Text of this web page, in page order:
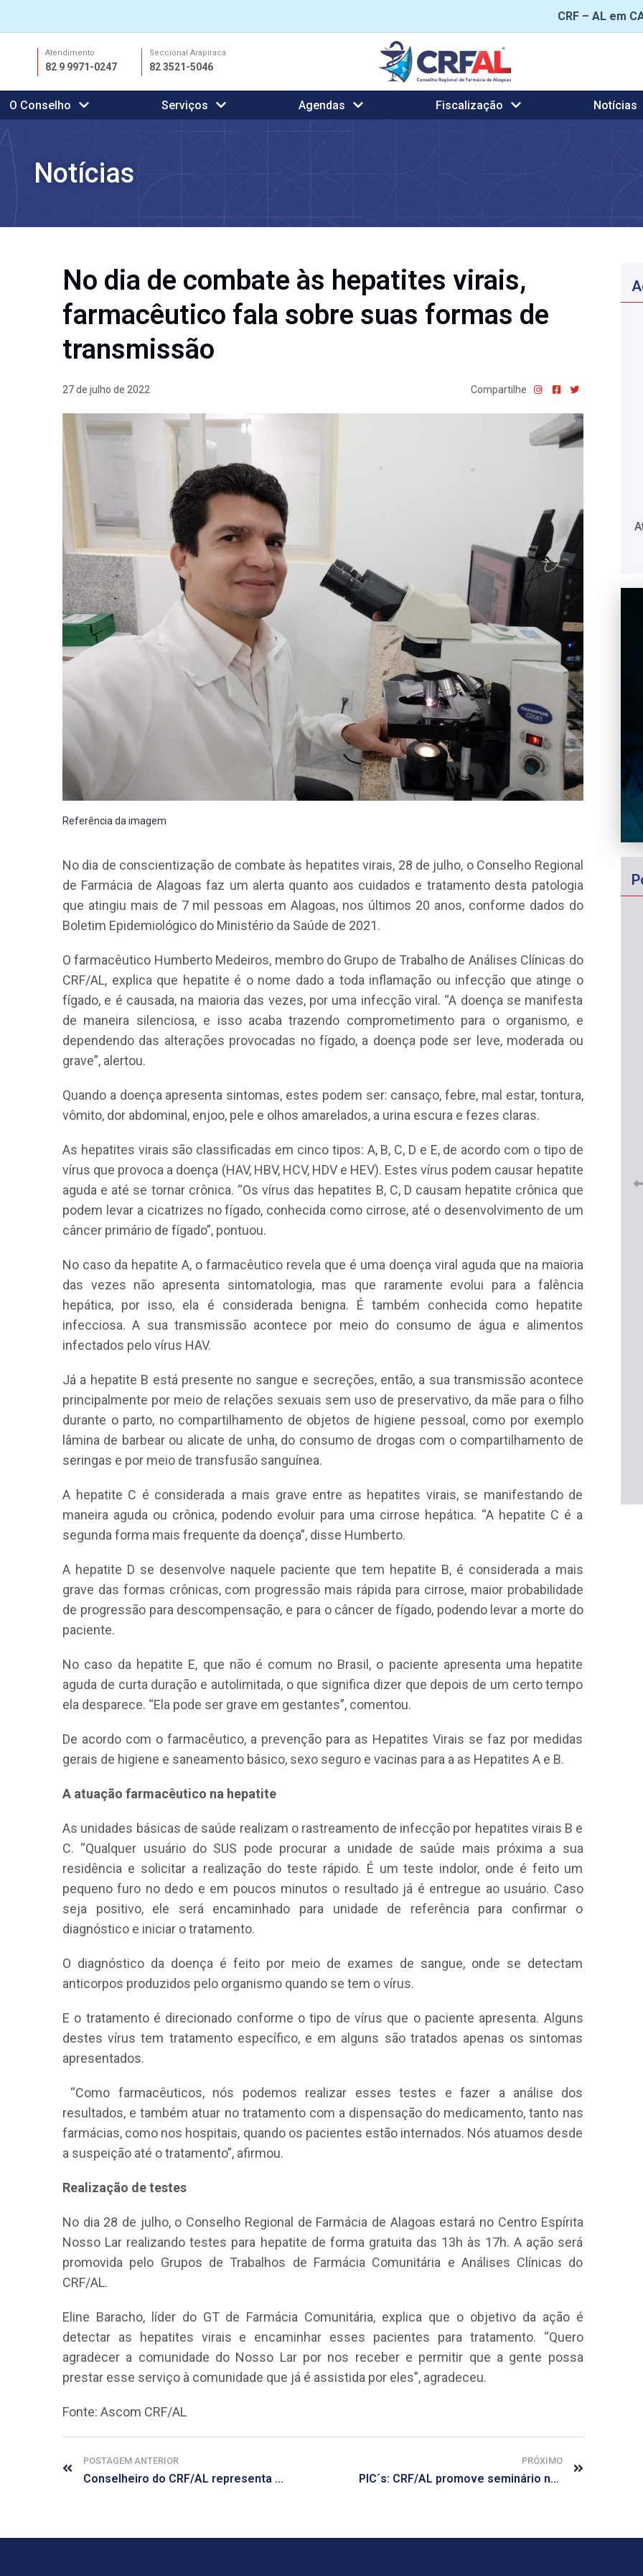
CRF – AL em
conteúdo
Atendimento
82 9 9971-0247
Seccional Arapiraca
82 3521-5046
O Conselho Serviços Agendas Fiscalização Notícias
Notícias
No dia de combate às hepatites virais,
farmacêutico fala sobre suas formas de
transmissão
27 de julho de 2022 Compartilhe
Referência da imagem
No dia de conscientização de combate às hepatites virais, 28 de julho, o Conselho Regional
de Farmácia de Alagoas faz um alerta quanto aos cuidados e tratamento desta patologia
que atingiu mais de 7 mil pessoas em Alagoas, nos últimos 20 anos, conforme dados do
Boletim Epidemiológico do Ministério da Saúde de 2021.
O farmacêutico Humberto Medeiros, membro do Grupo de Trabalho de Análises Clínicas do
CRF/AL, explica que hepatite é o nome dado a toda inflamação ou infecção que atinge o
fígado, e é causada, na maioria das vezes, por uma infecção viral. “A doença se manifesta
de maneira silenciosa, e isso acaba trazendo comprometimento para o organismo, e
dependendo das alterações provocadas no fígado, a doença pode ser leve, moderada ou
grave”, alertou.
Quando a doença apresenta sintomas, estes podem ser: cansaço, febre, mal estar, tontura,
vômito, dor abdominal, enjoo, pele e olhos amarelados, a urina escura e fezes claras.
As hepatites virais são classificadas em cinco tipos: A, B, C, D e E, de acordo com o tipo de
vírus que provoca a doença (HAV, HBV, HCV, HDV e HEV). Estes vírus podem causar hepatite
aguda e até se tornar crônica. “Os vírus das hepatites B, C, D causam hepatite crônica que
podem levar a cicatrizes no fígado, conhecida como cirrose, até o desenvolvimento de um
câncer primário de fígado”, pontuou.
No caso da hepatite A, o farmacêutico revela que é uma doença viral aguda que na maioria
das vezes não apresenta sintomatologia, mas que raramente evolui para a falência
hepática, por isso, ela é considerada benigna. É também conhecida como hepatite
infecciosa. A sua transmissão acontece por meio do consumo de água e alimentos
infectados pelo vírus HAV.
Já a hepatite B está presente no sangue e secreções, então, a sua transmissão acontece
principalmente por meio de relações sexuais sem uso de preservativo, da mãe para o filho
durante o parto, no compartilhamento de objetos de higiene pessoal, como por exemplo
lâmina de barbear ou alicate de unha, do consumo de drogas com o compartilhamento de
seringas e por meio de transfusão sanguínea.
A hepatite C é considerada a mais grave entre as hepatites virais, se manifestando de
maneira aguda ou crônica, podendo evoluir para uma cirrose hepática. “A hepatite C é a
segunda forma mais frequente da doença”, disse Humberto.
A hepatite D se desenvolve naquele paciente que tem hepatite B, é considerada a mais
grave das formas crônicas, com progressão mais rápida para cirrose, maior probabilidade
de progressão para descompensação, e para o câncer de fígado, podendo levar a morte do
paciente.
No caso da hepatite E, que não é comum no Brasil, o paciente apresenta uma hepatite
aguda de curta duração e autolimitada, o que significa dizer que depois de um certo tempo
ela desparece. “Ela pode ser grave em gestantes”, comentou.
De acordo com o farmacêutico, a prevenção para as Hepatites Virais se faz por medidas
gerais de higiene e saneamento básico, sexo seguro e vacinas para a as Hepatites A e B.
A atuação farmacêutico na hepatite
As unidades básicas de saúde realizam o rastreamento de infecção por hepatites virais B e
C. “Qualquer usuário do SUS pode procurar a unidade de saúde mais próxima a sua
residência e solicitar a realização do teste rápido. É um teste indolor, onde é feito um
pequeno furo no dedo e em poucos minutos o resultado já é entregue ao usuário. Caso
seja positivo, ele será encaminhado para unidade de referência para confirmar o
diagnóstico e iniciar o tratamento.
O diagnóstico da doença é feito por meio de exames de sangue, onde se detectam
anticorpos produzidos pelo organismo quando se tem o vírus.
E o tratamento é direcionado conforme o tipo de vírus que o paciente apresenta. Alguns
destes vírus tem tratamento específico, e em alguns são tratados apenas os sintomas
apresentados.
“Como farmacêuticos, nós podemos realizar esses testes e fazer a análise dos
resultados, e também atuar no tratamento com a dispensação do medicamento, tanto nas
farmácias, como nos hospitais, quando os pacientes estão internados. Nós atuamos desde
a suspeição até o tratamento”, afirmou.
Realização de testes
No dia 28 de julho, o Conselho Regional de Farmácia de Alagoas estará no Centro Espírita
Nosso Lar realizando testes para hepatite de forma gratuita das 13h às 17h. A ação será
promovida pelo Grupos de Trabalhos de Farmácia Comunitária e Análises Clínicas do
CRF/AL.
Eline Baracho, líder do GT de Farmácia Comunitária, explica que o objetivo da ação é
detectar as hepatites virais e encaminhar esses pacientes para tratamento. “Quero
agradecer a comunidade do Nosso Lar por nos receber e permitir que a gente possa
prestar esse serviço à comunidade que já é assistida por eles”, agradeceu.
Fonte: Ascom CRF/AL
POSTAGEM ANTERIOR
Conselheiro do CRF/AL representa Alagoas em evento no Maranhão
PRÓXIMO
PIC´s: CRF/AL promove seminário no próximo dia 06 de agosto
CRF-AL reforça importância do
farmacêutico em nova resolução
base de Cannabis
29 de janeiro de 2026
CRF-AL renova parceria com
CRF-SP e garante continuidade
Virtual de Farmácia
26 de maio de 2026